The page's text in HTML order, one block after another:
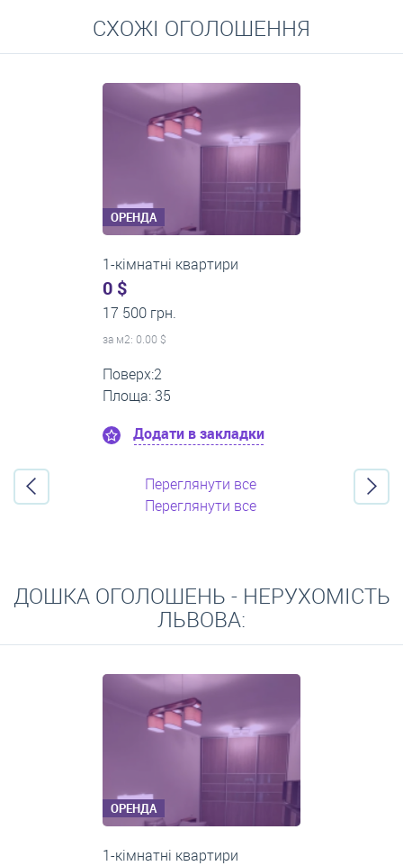
Середні ціни на довготривалу оренду квартир, особняків,
кімнат
СХОЖІ ОГОЛОШЕННЯ
ОРЕНДА
1-кімнатні квартири
0 $
22 500 грн.
за м2: 0.00 $
Поверх:12
Площа: 60
Додати в закладки
Переглянути все
Переглянути все
ДОШКА ОГОЛОШЕНЬ - НЕРУХОМІСТЬ
ЛЬВОВА:
ОРЕНДА
3-кімнатні квартири